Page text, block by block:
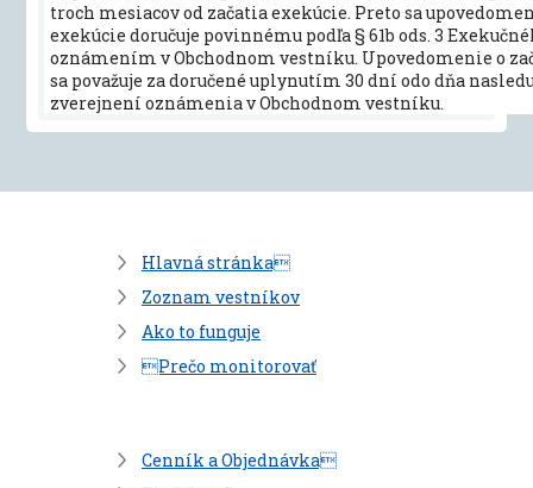
troch mesiacov od začatia exekúcie. Preto sa
exekúcie doručuje povinnému podľa § 61b ods. 3
oznámením v Obchodnom vestníku. Upovedomenie o
sa považuje za doručené uplynutím 30 dní odo dňa
zverejnení oznámenia v Obchodnom vestníku.
Hlavná stránka
Zoznam vestníkov
Ako to funguje
Prečo monitorovať
Cenník a Objednávka